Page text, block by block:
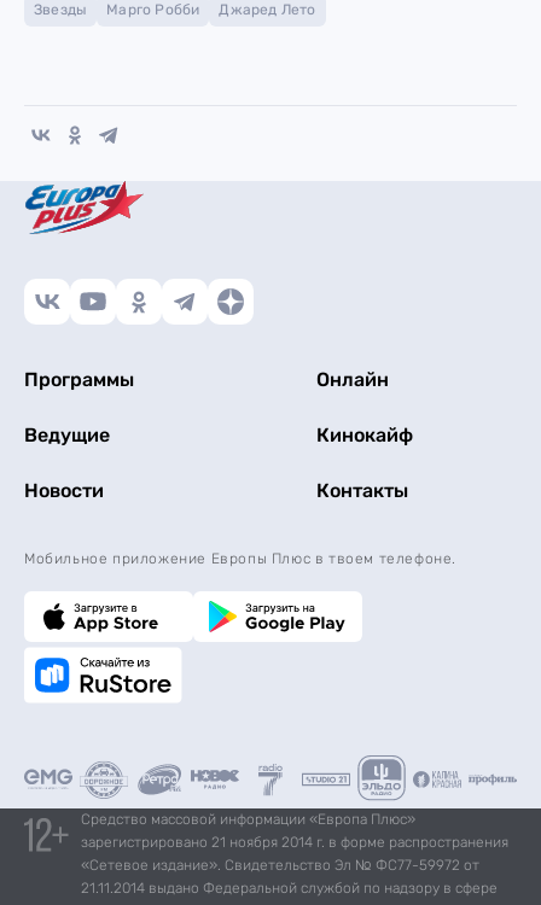
Звезды Марго Робби Джаред Лето
Программы Онлайн
Ведущие Кинокайф
Новости Контакты
Мобильное приложение Европы Плюс в твоем телефоне.
Средство массовой информации «Европа Плюс»
зарегистрировано 21 ноября 2014 г. в форме распространения
«Сетевое издание». Свидетельство Эл № ФС77-59972 от
21.11.2014 выдано Федеральной службой по надзору в сфере